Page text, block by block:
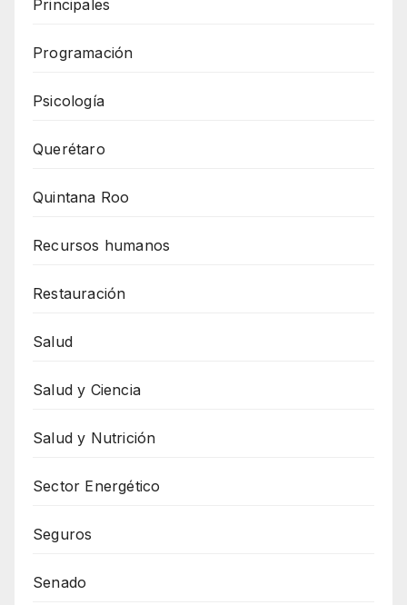
Principales
Programación
Psicología
Querétaro
Quintana Roo
Recursos humanos
Restauración
Salud
Salud y Ciencia
Salud y Nutrición
Sector Energético
Seguros
Senado